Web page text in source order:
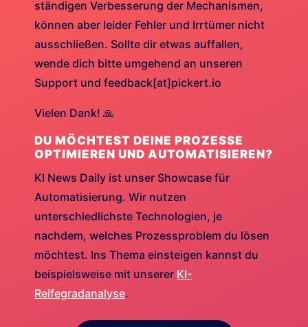
ständigen Verbesserung der Mechanismen,
können aber leider Fehler und Irrtümer nicht
ausschließen. Sollte dir etwas auffallen,
wende dich bitte umgehend an unseren
Support und feedback[at]pickert.io
Vielen Dank! 🙏
DU MÖCHTEST DEINE PROZESSE
OPTIMIEREN UND AUTOMATISIEREN?
KI News Daily ist unser Showcase für
Automatisierung. Wir nutzen
unterschiedlichste Technologien, je
nachdem, welches Prozessproblem du lösen
möchtest. Ins Thema einsteigen kannst du
beispielsweise mit unserer KI-
Reifegradanalyse.